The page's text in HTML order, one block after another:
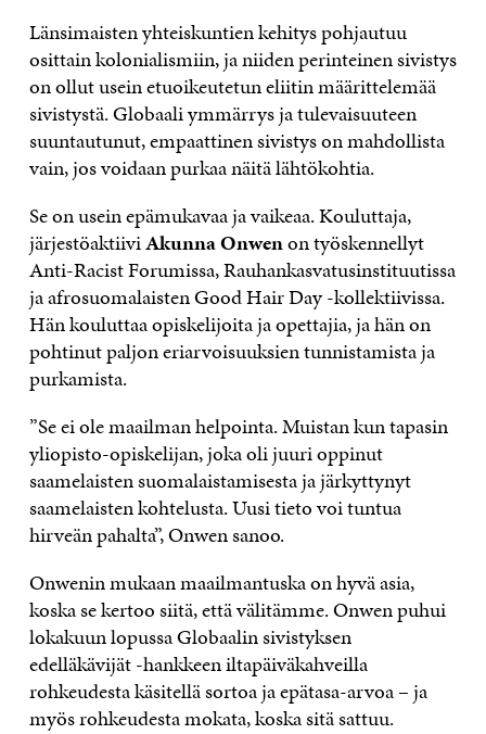
Länsimaisten yhteiskuntien kehitys pohjautuu
osittain kolonialismiin, ja niiden perinteinen sivistys
on ollut usein etuoikeutetun eliitin määrittelemää
sivistystä. Globaali ymmärrys ja tulevaisuuteen
suuntautunut, empaattinen sivistys on mahdollista
vain, jos voidaan purkaa näitä lähtökohtia.
Se on usein epämukavaa ja vaikeaa. Kouluttaja,
järjestöaktiiviAkunna Onwenon työskennellyt
Anti-Racist Forumissa, Rauhankasvatusinstituutissa
ja afrosuomalaisten Good Hair Day -kollektiivissa.
Hän kouluttaa opiskelijoita ja opettajia, ja hän on
pohtinut paljon eriarvoisuuksien tunnistamista ja
purkamista.
”Se ei ole maailman helpointa. Muistan kun tapasin
yliopisto-opiskelijan, joka oli juuri oppinut
saamelaisten suomalaistamisesta ja järkyttynyt
saamelaisten kohtelusta. Uusi tieto voi tuntua
hirveän pahalta”, Onwen sanoo.
Onwenin mukaan maailmantuska on hyvä asia,
koska se kertoo siitä, että välitämme. Onwen puhui
lokakuun lopussa Globaalin sivistyksen
edelläkävijät -hankkeen iltapäiväkahveilla
rohkeudesta käsitellä sortoa ja epätasa-arvoa – ja
myös rohkeudesta mokata, koska sitä sattuu.